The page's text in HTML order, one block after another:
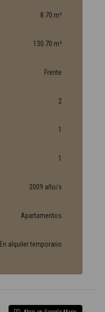
8.70 m²
130.70 m²
Frente
2
1
1
2009 año/s
Apartamentos
En alquiler temporario